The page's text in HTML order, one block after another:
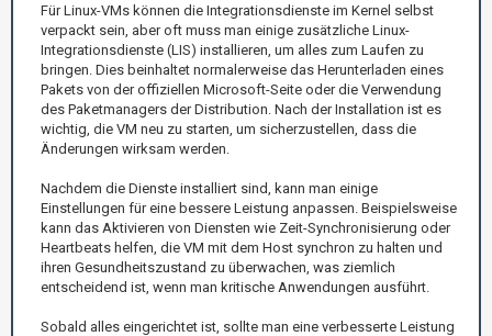
Für Linux-VMs können die Integrationsdienste im Kernel selbst
verpackt sein, aber oft muss man einige zusätzliche Linux-
Integrationsdienste (LIS) installieren, um alles zum Laufen zu
bringen. Dies beinhaltet normalerweise das Herunterladen eines
Pakets von der offiziellen Microsoft-Seite oder die Verwendung
des Paketmanagers der Distribution. Nach der Installation ist es
wichtig, die VM neu zu starten, um sicherzustellen, dass die
Änderungen wirksam werden.
Nachdem die Dienste installiert sind, kann man einige
Einstellungen für eine bessere Leistung anpassen. Beispielsweise
kann das Aktivieren von Diensten wie Zeit-Synchronisierung oder
Heartbeats helfen, die VM mit dem Host synchron zu halten und
ihren Gesundheitszustand zu überwachen, was ziemlich
entscheidend ist, wenn man kritische Anwendungen ausführt.
Sobald alles eingerichtet ist, sollte man eine verbesserte Leistung